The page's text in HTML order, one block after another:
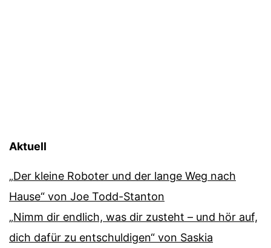
Aktuell
„Der kleine Roboter und der lange Weg nach
Hause“ von Joe Todd-Stanton
„Nimm dir endlich, was dir zusteht – und hör auf,
dich dafür zu entschuldigen“ von Saskia